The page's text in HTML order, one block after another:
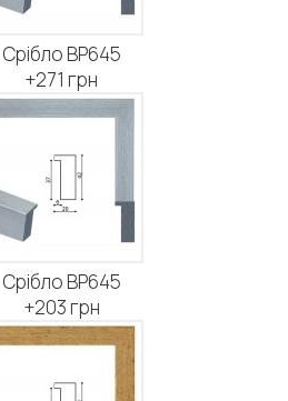
Срібло BP645
+271 грн
Срібло BP645
+203 грн